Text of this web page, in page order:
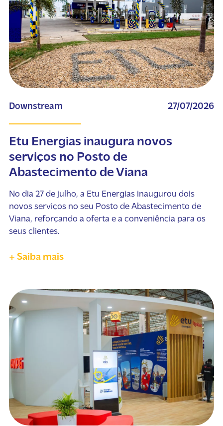
Downstream 27/07/2026
Etu Energias inaugura novos
serviços no Posto de
Abastecimento de Viana
No dia 27 de julho, a Etu Energias inaugurou dois
novos serviços no seu Posto de Abastecimento de
Viana, reforçando a oferta e a conveniência para os
seus clientes.
+ Saiba mais